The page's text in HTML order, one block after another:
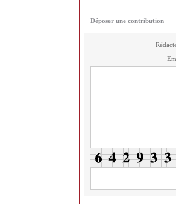
Déposer une contribution